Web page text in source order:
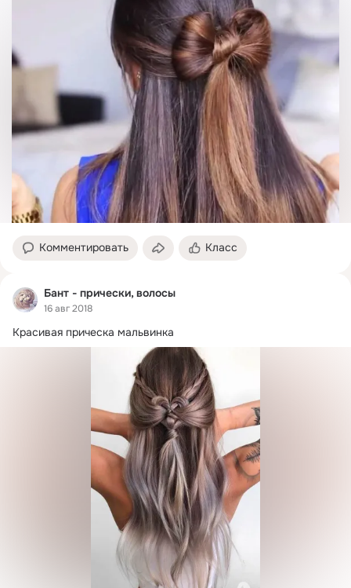
Комментировать Класс
Бант - прически, волосы
16 авг 2018
Красивая прическа мальвинка